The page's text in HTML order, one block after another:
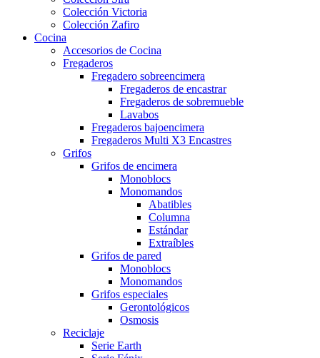
Colección Victoria
Colección Zafiro
Cocina
Accesorios de Cocina
Fregaderos
Fregadero sobreencimera
Fregaderos de encastrar
Fregaderos de sobremueble
Lavabos
Fregaderos bajoencimera
Fregaderos Multi X3 Encastres
Grifos
Grifos de encimera
Monoblocs
Monomandos
Abatibles
Columna
Estándar
Extraíbles
Grifos de pared
Monoblocs
Monomandos
Grifos especiales
Gerontológicos
Osmosis
Reciclaje
Serie Earth